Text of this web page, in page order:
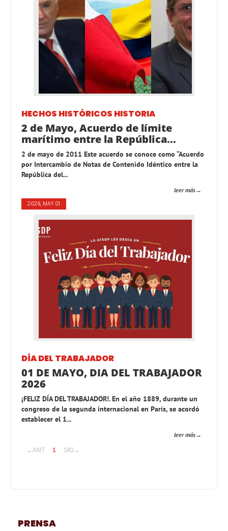
HECHOS HISTÓRICOS HISTORIA
2 de Mayo, Acuerdo de límite
marítimo entre la República...
2 de mayo de 2011 Este acuerdo se conoce como “Acuerdo
por Intercambio de Notas de Contenido Idéntico entre la
República del...
leer más
2026, MAY 01
DÍA DEL TRABAJADOR
01 DE MAYO, DIA DEL TRABAJADOR
2026
¡FELIZ DÍA DEL TRABAJADOR!. En el año 1889, durante un
congreso de la segunda internacional en París, se acordó
establecer el 1...
leer más
←ANT 1 SIG→
PRENSA